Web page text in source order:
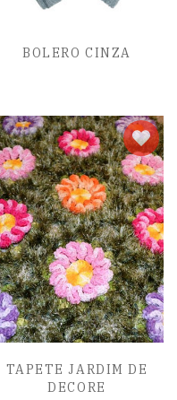
BOLERO CINZA
TAPETE JARDIM DE
DECORE